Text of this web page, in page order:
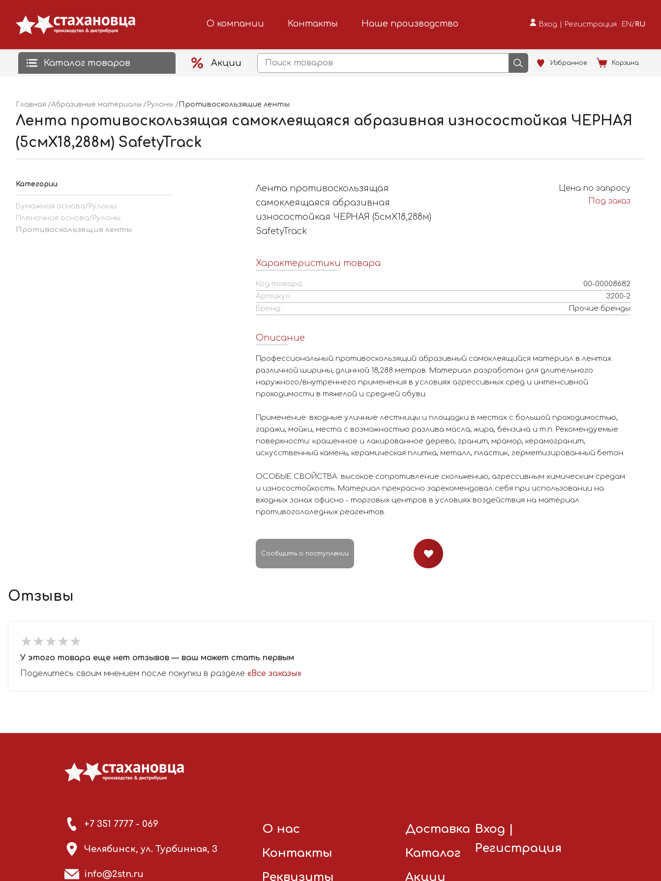
О компании Контакты Наше производство Вход | Регистрация EN /RU
Каталог товаров Акции Избранное Корзина
Главная Абразивные материалы Рулоны Противоскользящие ленты
Лента противоскользящая самоклеящаяся абразивная износостойкая ЧЕРНАЯ
(5смХ18,288м) SafetyTrack
Категории
Бумажная основа/Рулоны
Пленочная основа/Рулоны
Противоскользящие ленты
Лента противоскользящая
самоклеящаяся абразивная
износостойкая ЧЕРНАЯ (5смХ18,288м)
SafetyTrack
Характеристики товара
Код товара:
00-00008682
Артикул:
3200-2
Бренд:
Прочие бренды
Описание
Профессиональный противоскользящий абразивный самоклеящийся материал в лентах
различной ширины, длинной 18,288 метров. Материал разработан для длительного
наружного/внутреннего применения в условиях агрессивных сред и интенсивной
проходимости в тяжелой и средней обуви.
Применение: входные уличные лестницы и площадки в местах с большой проходимостью,
гаражи, мойки, места с возможностью разлива масла, жира, бензина и т.п. Рекомендуемые
поверхности: крашенное и лакированное дерево, гранит, мрамор, керамогранит,
искусственный камень, керамическая плитка, металл, пластик, герметизированный бетон.
ОСОБЫЕ СВОЙСТВА: высокое сопротивление скольжению, агрессивным химическим средам
и износостойкость. Материал прекрасно зарекомендовал себя при использовании на
входных зонах офисно - торговых центров в условиях воздействия на материал
противогололедных реагентов.
Цена по запросу
Под заказ
Сообщить о поступлении
Отзывы
★★★★★
★★★★★
У этого товара еще нет отзывов — ваш может стать первым
Поделитесь своим мнением после покупки в разделе «Все заказы»
+7 351 7777 - 069
Челябинск, ул. Турбинная, 3
info@2stn.ru
О нас
Контакты
Реквизиты
Доставка
Каталог
Акции
Вход |
Регистрация